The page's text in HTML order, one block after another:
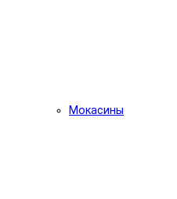
Мокасины